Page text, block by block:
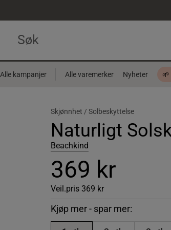
Alle kampanjer Alle varemerker Nyheter 🌱
Skjønnhet / Solbeskyttelse
Naturligt
Beachkind
369 kr
Veil.pris 369 kr
Kjøp mer - spar mer: